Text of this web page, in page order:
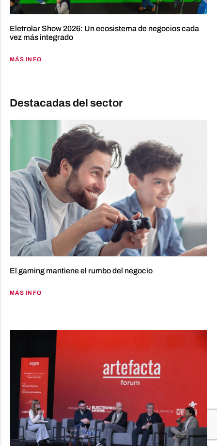
Eletrolar Show 2026: Un ecosistema de negocios cada
vez más integrado
MÁS INFO
Destacadas del sector
El gaming mantiene el rumbo del negocio
MÁS INFO